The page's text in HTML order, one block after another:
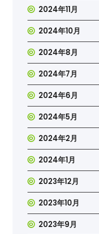
2024年11月
2024年10月
2024年8月
2024年7月
2024年6月
2024年5月
2024年2月
2024年1月
2023年12月
2023年10月
2023年9月